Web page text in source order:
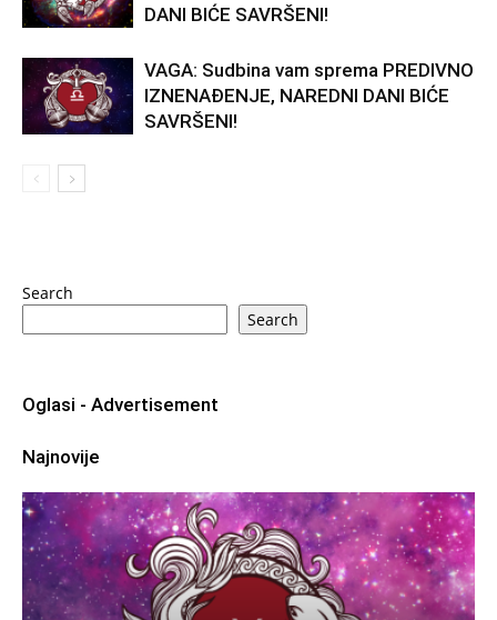
DANI BIĆE SAVRŠENI!
VAGA: Sudbina vam sprema PREDIVNO
IZNENAĐENJE, NAREDNI DANI BIĆE
SAVRŠENI!
Search
Search
Oglasi - Advertisement
Najnovije